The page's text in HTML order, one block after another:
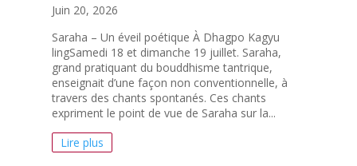
Juin 20, 2026
Saraha – Un éveil poétique À Dhagpo Kagyu
lingSamedi 18 et dimanche 19 juillet. Saraha,
grand pratiquant du bouddhisme tantrique,
enseignait d’une façon non conventionnelle, à
travers des chants spontanés. Ces chants
expriment le point de vue de Saraha sur la...
Lire plus